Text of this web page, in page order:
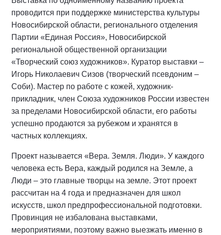
проводится при поддержке министерства культуры
Новосибирской области, регионального отделения
Партии «Единая Россия», Новосибирской
региональной общественной организации
«Творческий союз художников». Куратор выставки –
Игорь Николаевич Сизов (творческий псевдоним –
Соби). Мастер по работе с кожей, художник-
прикладник, член Союза художников России известен
за пределами Новосибирской области, его работы
успешно продаются за рубежом и хранятся в
частных коллекциях.
Проект называется «Вера. Земля. Люди». У каждого
человека есть Вера, каждый родился на Земле, а
Люди – это главные творцы на земле. Этот проект
рассчитан на 4 года и предназначен для школ
искусств, школ предпрофессиональной подготовки.
Провинция не избалована выставками,
мероприятиями, поэтому важно выезжать именно в